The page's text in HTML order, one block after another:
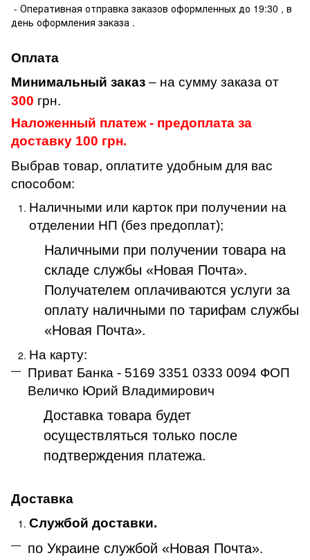
- Оперативная отправка заказов оформленных до 19:30 , в
день оформления заказа .
Оплата
Минимальный заказ – на сумму заказа от
300 грн.
Наложенный платеж - предоплата за
доставку 100 грн.
Выбрав товар, оплатите удобным для вас
способом:
Наличными или карток при получении на
отделении НП (без предоплат);
Наличными при получении товара на
складе службы «Новая Почта».
Получателем оплачиваются услуги за
оплату наличными по тарифам службы
«Новая Почта».
На карту:
Приват Банка - 5169 3351 0333 0094 ФОП
Величко Юрий Владимирович
Доставка товара будет
осуществляться только после
подтверждения платежа.
Доставка
Службой доставки.
по Украине службой «Новая Почта».